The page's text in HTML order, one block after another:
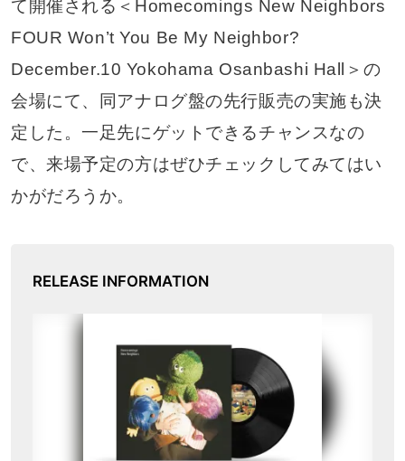
て開催される＜Homecomings New Neighbors
FOUR Won’t You Be My Neighbor?
December.10 Yokohama Osanbashi Hall＞の
会場にて、同アナログ盤の先行販売の実施も決
定した。一足先にゲットできるチャンスなの
で、来場予定の方はぜひチェックしてみてはい
かがだろうか。
RELEASE INFORMATION